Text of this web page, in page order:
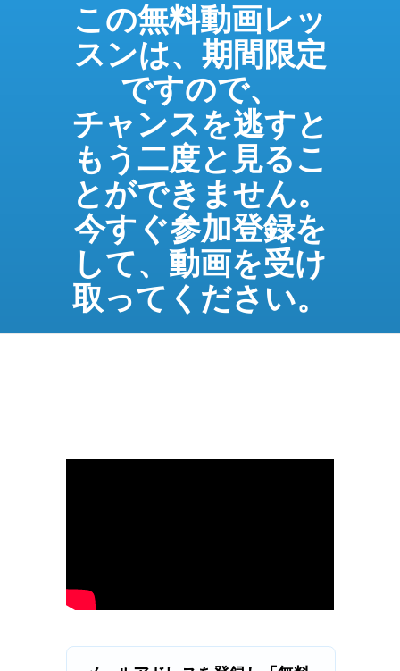
この無料動画レッ
スンは、期間限定
ですので、
チャンスを逃すと
もう二度と見るこ
とができません。
今すぐ参加登録を
して、動画を受け
取ってください。